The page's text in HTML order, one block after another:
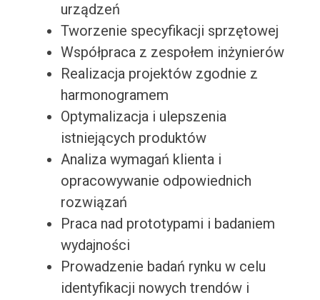
urządzeń
Tworzenie specyfikacji sprzętowej
Współpraca z zespołem inżynierów
Realizacja projektów zgodnie z
harmonogramem
Optymalizacja i ulepszenia
istniejących produktów
Analiza wymagań klienta i
opracowywanie odpowiednich
rozwiązań
Praca nad prototypami i badaniem
wydajności
Prowadzenie badań rynku w celu
identyfikacji nowych trendów i